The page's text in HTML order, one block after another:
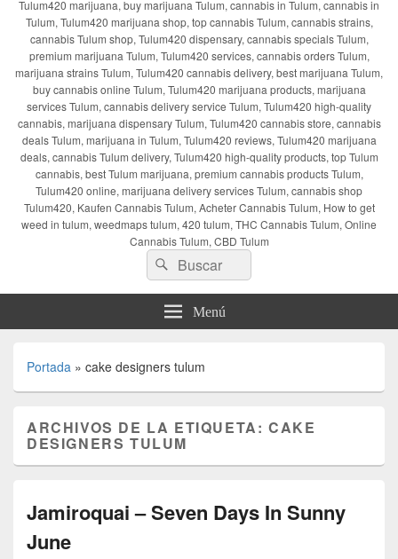
Tulum420 marijuana, buy marijuana Tulum, cannabis in Tulum, cannabis in
Tulum, Tulum420 marijuana shop, top cannabis Tulum, cannabis strains,
cannabis Tulum shop, Tulum420 dispensary, cannabis specials Tulum,
premium marijuana Tulum, Tulum420 services, cannabis orders Tulum,
marijuana strains Tulum, Tulum420 cannabis delivery, best marijuana Tulum,
buy cannabis online Tulum, Tulum420 marijuana products, marijuana
services Tulum, cannabis delivery service Tulum, Tulum420 high-quality
cannabis, marijuana dispensary Tulum, Tulum420 cannabis store, cannabis
deals Tulum, marijuana in Tulum, Tulum420 reviews, Tulum420 marijuana
deals, cannabis Tulum delivery, Tulum420 high-quality products, top Tulum
cannabis, best Tulum marijuana, premium cannabis products Tulum,
Tulum420 online, marijuana delivery services Tulum, cannabis shop
Tulum420, Kaufen Cannabis Tulum, Acheter Cannabis Tulum, How to get
weed in tulum, weedmaps tulum, 420 tulum, THC Cannabis Tulum, Online
Cannabis Tulum, CBD Tulum
Buscar
por:
Buscar
Menú
Portada » cake designers tulum
ARCHIVOS DE LA ETIQUETA:CAKE
DESIGNERS TULUM
Jamiroquai – Seven Days In Sunny
June